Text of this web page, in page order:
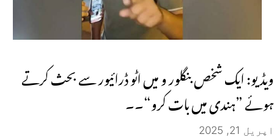
ویڈیو: ایک شخص بنگلور و میں اٹو ڈرائیور سے بحث کرتے
ہوئے ”ہندی میں بات کرو“۔۔
اپریل 21, 2025